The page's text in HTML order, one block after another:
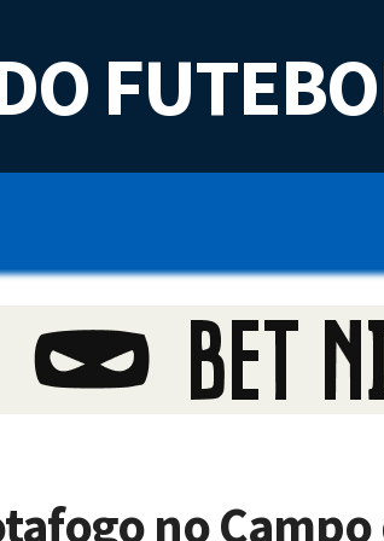
no Campo